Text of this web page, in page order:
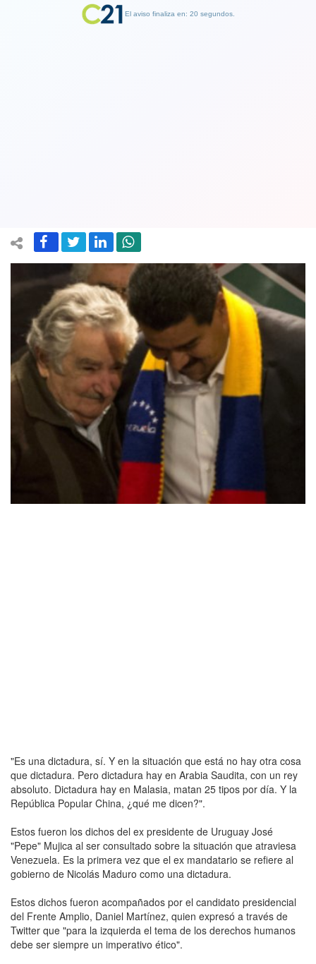
"Es una dictadura, sí. Y en la situación que está no hay otra cosa
que dictadura. Pero dictadura hay en Arabia Saudita, con un rey
absoluto. Dictadura hay en Malasia, matan 25 tipos por día. Y la
República Popular China, ¿qué me dicen?".
Estos fueron los dichos del ex presidente de Uruguay José
"Pepe" Mujica al ser consultado sobre la situación que atraviesa
Venezuela. Es la primera vez que el ex mandatario se refiere al
gobierno de Nicolás Maduro como una dictadura.
Estos dichos fueron acompañados por el candidato presidencial
del Frente Amplio, Daniel Martínez, quien expresó a través de
Twitter que "para la izquierda el tema de los derechos humanos
debe ser siempre un imperativo ético".
El aviso finaliza en: 19 segundos.